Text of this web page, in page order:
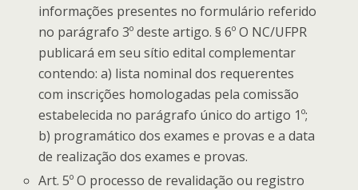
informações presentes no formulário referido
no parágrafo 3º deste artigo. § 6º O NC/UFPR
publicará em seu sítio edital complementar
contendo: a) lista nominal dos requerentes
com inscrições homologadas pela comissão
estabelecida no parágrafo único do artigo 1º;
b) programático dos exames e provas e a data
de realização dos exames e provas.
Art. 5º O processo de revalidação ou registro